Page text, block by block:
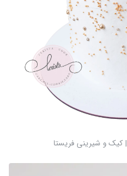
کیک و شیرینی فریستا